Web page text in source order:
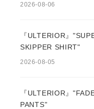
2026-08-06
『ULTERIOR』
SKIPPER SHIRT"
2026-08-05
『ULTERIOR』
PANTS"